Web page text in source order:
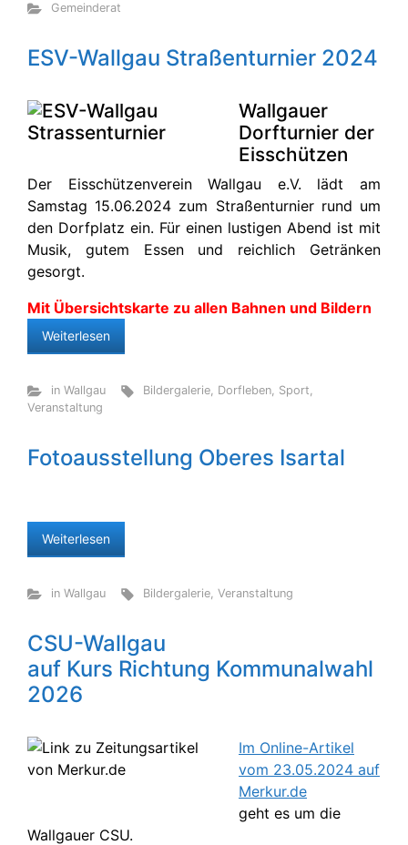
Gemeinderat
ESV-Wallgau Straßenturnier 2024
Wallgauer
Dorfturnier der
Eisschützen
Der Eisschützenverein Wallgau e.V. lädt am
Samstag 15.06.2024 zum Straßenturnier rund um
den Dorfplatz ein. Für einen lustigen Abend ist mit
Musik, gutem Essen und reichlich Getränken
gesorgt.
Mit Übersichtskarte zu allen Bahnen und Bildern
Weiterlesen
in Wallgau Bildergalerie, Dorfleben, Sport,
Veranstaltung
Fotoausstellung Oberes Isartal
Weiterlesen
in Wallgau Bildergalerie,Veranstaltung
CSU-Wallgau
auf Kurs Richtung Kommunalwahl
2026
Im Online-Artikel
vom 23.05.2024 auf
Merkur.de
geht es um die
Wallgauer CSU.